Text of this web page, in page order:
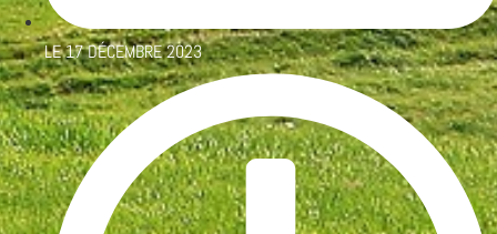
LE17 DÉCEMBRE 2023